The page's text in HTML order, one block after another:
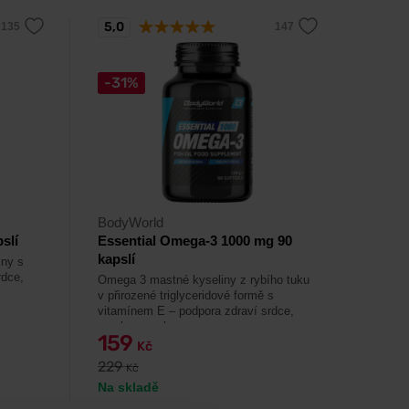
s
-31%
BodyWorld
Essential Omega-3 1000 mg 90
kapslí
Omega 3 mastné kyseliny z rybího tuku
v přirozené triglyceridové formě s
vitamínem E – podpora zdraví srdce,
mozku a zraku.
159 Kč
229Kč
Na skladě
5,0